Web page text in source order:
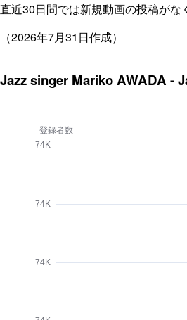
直近30日間では新規動画の投稿がな
（2026年7月31日作成）
Jazz singer Mariko AWADA -